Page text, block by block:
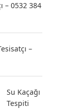
– 0532 384
–
Su Kaçağı
Tespiti